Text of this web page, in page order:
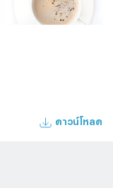
ดาวน์โหลด